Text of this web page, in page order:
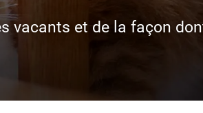
vacants et de la façon